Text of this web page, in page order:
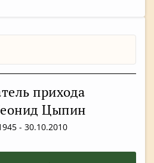
прихода
Цыпин
- 30.10.2010